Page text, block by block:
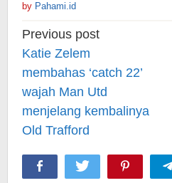
by Pahami.id
Post
navigation
Previous post
Katie Zelem
membahas ‘catch 22’
wajah Man Utd
menjelang kembalinya
Old Trafford